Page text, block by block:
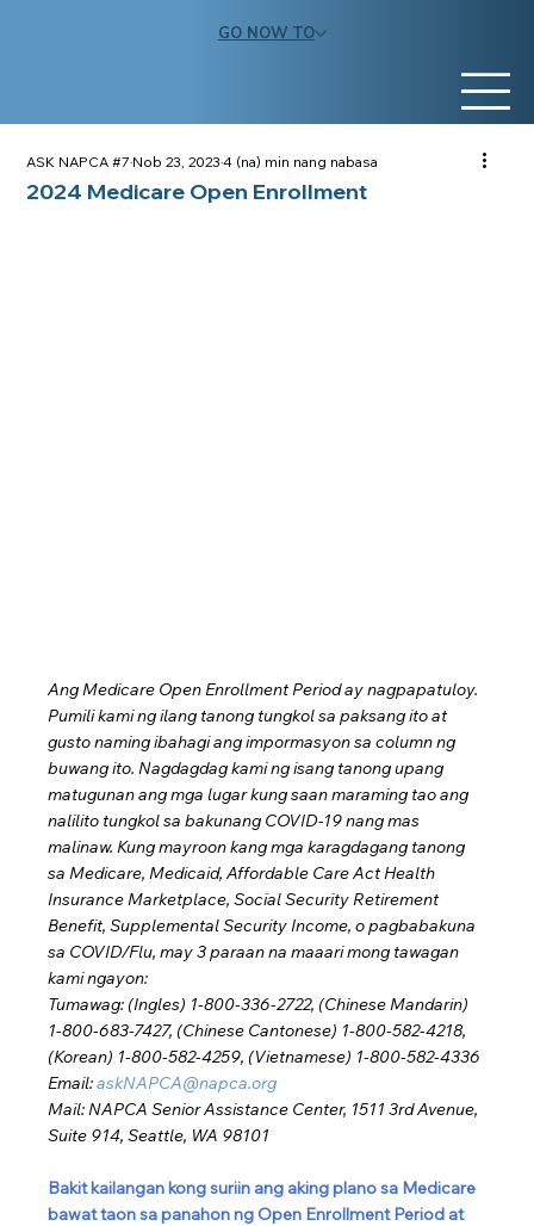
GO NOW TO
2024 Medicare Open Enrollment
ASK NAPCA #7Nob 23, 20234 (na) min nang nabasa
Ang Medicare Open Enrollment Period ay nagpapatuloy.
Pumili kami ng ilang tanong tungkol sa paksang ito at
gusto naming ibahagi ang impormasyon sa column ng
buwang ito. Nagdagdag kami ng isang tanong upang
matugunan ang mga lugar kung saan maraming tao ang
nalilito tungkol sa bakunang COVID-19 nang mas
malinaw. Kung mayroon kang mga karagdagang tanong
sa Medicare, Medicaid, Affordable Care Act Health
Insurance Marketplace, Social Security Retirement
Benefit, Supplemental Security Income, o pagbabakuna
sa COVID/Flu, may 3 paraan na maaari mong tawagan
kami ngayon:
Tumawag: (Ingles) 1-800-336-2722, (Chinese Mandarin)
1-800-683-7427, (Chinese Cantonese) 1-800-582-4218,
(Korean) 1-800-582-4259, (Vietnamese) 1-800-582-4336
Email:askNAPCA@napca.org
Mail: NAPCA Senior Assistance Center, 1511 3rd Avenue,
Suite 914, Seattle, WA 98101
Bakit kailangan kong suriin ang aking plano sa Medicare
bawat taon sa panahon ng Open Enrollment Period at